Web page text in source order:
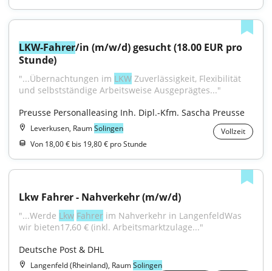
LKW-Fahrer/in (m/w/d) gesucht (18.00 EUR pro
Stunde)
"...Übernachtungen im LKW Zuverlässigkeit, Flexibilität
und selbstständige Arbeitsweise Ausgeprägtes..."
Preusse Personalleasing Inh. Dipl.-Kfm. Sascha Preusse
Leverkusen, RaumSolingen
Vollzeit
Von 18,00 € bis 19,80 € pro Stunde
Lkw Fahrer - Nahverkehr (m/w/d)
"...Werde Lkw Fahrer im Nahverkehr in LangenfeldWas
wir bieten17,60 € (inkl. Arbeitsmarktzulage..."
Deutsche Post & DHL
Langenfeld (Rheinland), RaumSolingen